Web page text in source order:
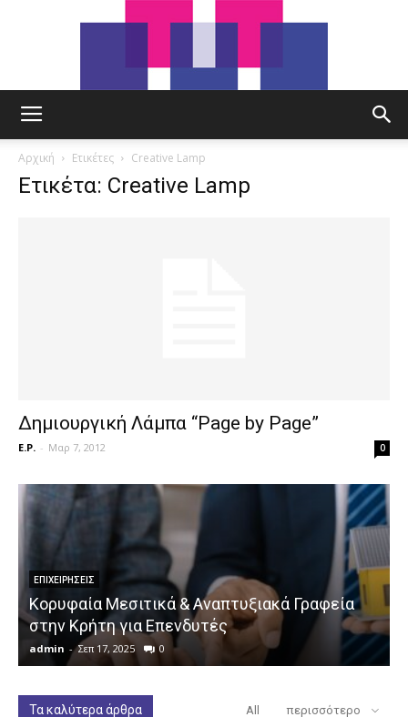
Αρχική Ετικέτες Creative Lamp
Ετικέτα: Creative Lamp
Δημιουργική Λάμπα “Page by Page”
E.P. - Μαρ 7, 2012 0
ΕΠΙΧΕΙΡΉΣΕΙΣ
Κορυφαία Μεσιτικά & Αναπτυξιακά Γραφεία
στην Κρήτη για Επενδυτές
admin - Σεπ 17, 2025 0
Τα καλύτερα άρθρα All περισσότερο